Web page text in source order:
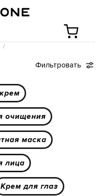
Фильтровать
очищения
маска
лица
Крем для глаз